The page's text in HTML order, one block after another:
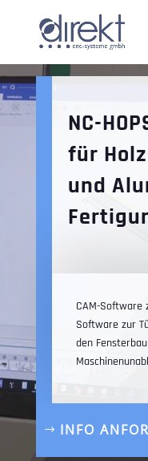
NC-
für
und
CAM-Software
Software zur
den
INFO